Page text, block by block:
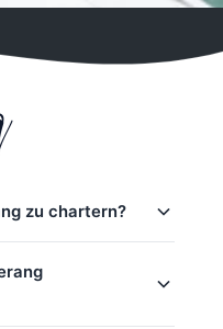
zu chartern?